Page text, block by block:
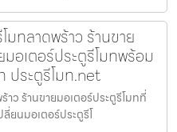
มทลาดพร้าว ร้านขาย
อเตอร์ประตูรีโมทพร้อม
ประตูรีโมท.net
ว ร้านขายมอเตอร์ประตูรีโมทที่
ยนมอเตอร์ประตูรีโ